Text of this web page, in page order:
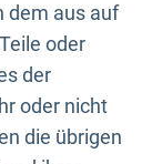
dem aus auf
oder
der
oder nicht
die übrigen